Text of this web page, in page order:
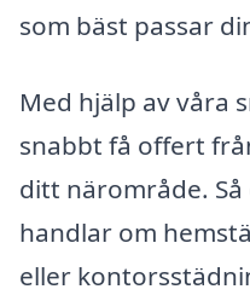
som bäst passar
Med hjälp av våra
snabbt få offert
ditt närområde.
handlar om
eller